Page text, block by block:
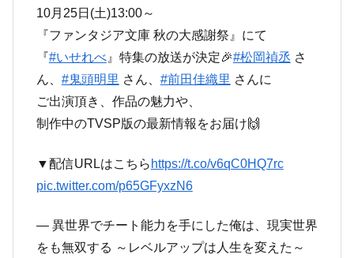
10月25日(土)13:00～
『ファンタジア文庫 秋の大感謝祭』にて
『#いせれべ』特集の放送が決定🎉#松岡禎丞 さ
ん、 #鬼頭明里 さん、 #前田佳織里 さんに
ご出演頂き、作品の魅力や、
制作中のTVSP版の最新情報をお届け🙌
▼配信URLはこちら https://t.co/v6qC0HQ7rc
pic.twitter.com/p65GFyxzN6
— 異世界でチート能力を手にした俺は、現実世界
をも無双する ～レベルアップは人生を変えた～